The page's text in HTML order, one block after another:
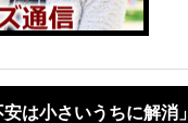
は小さいうちに解消」